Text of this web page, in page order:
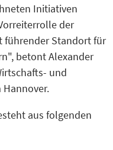
Initiativen
der
führender Standort für
betont Alexander
und
aus folgenden